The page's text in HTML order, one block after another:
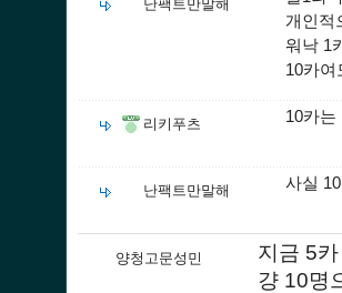
난팩트만말해
개인적
워낙 1
10카여
리키푸츠 10카는
난팩트만말해 사실
양청고문성민
지금 5
걍 10명